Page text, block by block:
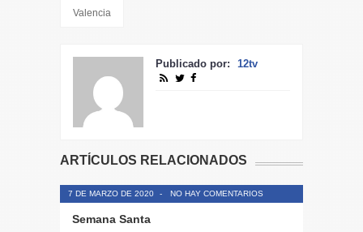
Valencia
Publicado por: 12tv
ARTÍCULOS RELACIONADOS
7 DE MARZO DE 2020 - NO HAY COMENTARIOS
Semana Santa